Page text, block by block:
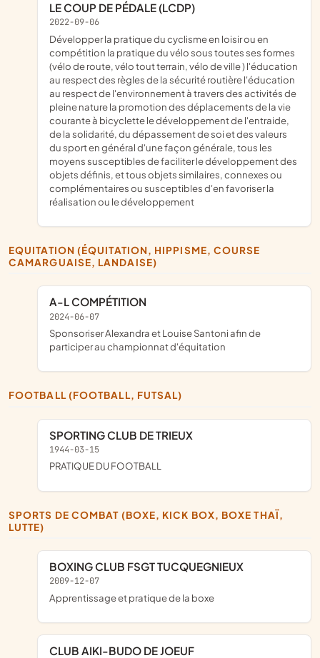
LE COUP DE PÉDALE (LCDP)
2022-09-06
développer la pratique du cyclisme en loisir ou en
compétition la pratique du vélo sous toutes ses formes
(vélo de route, vélo tout terrain, vélo de ville ) l'éducation
au respect des règles de la sécurité routière l'éducation
au respect de l'environnement à travers des activités de
pleine nature la promotion des déplacements de la vie
courante à bicyclette le développement de l'entraide,
de la solidarité, du dépassement de soi et des valeurs
du sport en général d'une façon générale, tous les
moyens susceptibles de faciliter le développement des
objets définis, et tous objets similaires, connexes ou
complémentaires ou susceptibles d'en favoriser la
réalisation ou le développement
EQUITATION (ÉQUITATION, HIPPISME, COURSE
CAMARGUAISE, LANDAISE)
A-L COMPÉTITION
2024-06-07
sponsoriser Alexandra et Louise Santoni afin de
participer au championnat d'équitation
FOOTBALL (FOOTBALL, FUTSAL)
SPORTING CLUB DE TRIEUX
1944-03-15
PRATIQUE DU FOOTBALL
SPORTS DE COMBAT (BOXE, KICK BOX, BOXE THAÏ,
LUTTE)
BOXING CLUB FSGT TUCQUEGNIEUX
2009-12-07
apprentissage et pratique de la boxe
CLUB AIKI-BUDO DE JOEUF